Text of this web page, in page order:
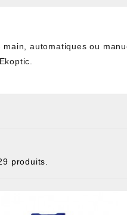
automatiques ou
produits.